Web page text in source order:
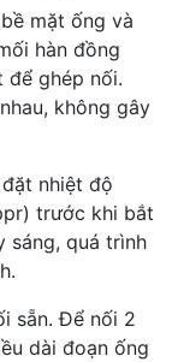
mặt ống và
hàn đồng
để ghép nối.
không gây
nhiệt độ
trước khi bắt
sáng, quá trình
sẵn. Để nối 2
dài đoạn ống